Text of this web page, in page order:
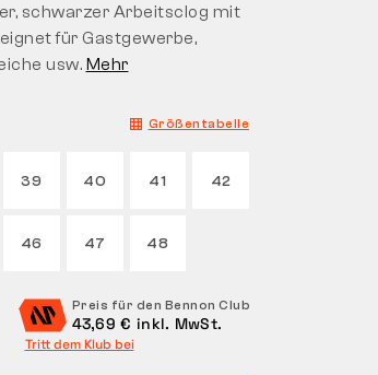
Größentabelle
39 40 41 42
46 47 48
Preis für den Bennon Club
43,69 € inkl. MwSt.
Tritt dem Klub bei
schwarzer Arbeitsclog mit
für Gastgewerbe,
usw. Mehr